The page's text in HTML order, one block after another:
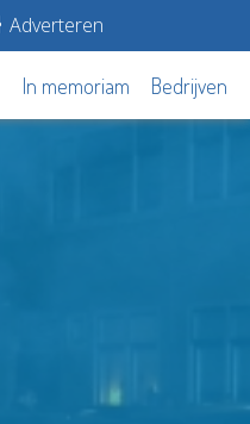
Adverteren
In memoriam Bedrijven